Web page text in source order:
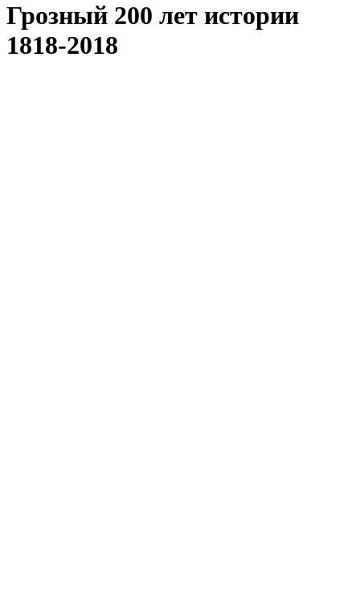
Грозный 200 лет истории
1818-2018